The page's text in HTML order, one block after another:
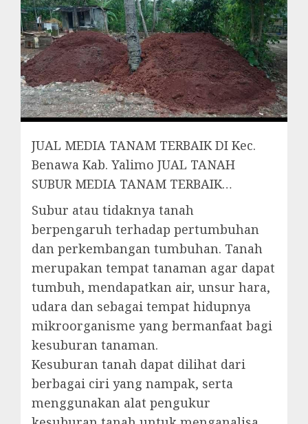
JUAL MEDIA TANAM TERBAIK DI Kec.
Benawa Kab. Yalimo JUAL TANAH
SUBUR MEDIA TANAM TERBAIK…
Subur atau tidaknya tanah
berpengaruh terhadap pertumbuhan
dan perkembangan tumbuhan. Tanah
merupakan tempat tanaman agar dapat
tumbuh, mendapatkan air, unsur hara,
udara dan sebagai tempat hidupnya
mikroorganisme yang bermanfaat bagi
kesuburan tanaman.
Kesuburan tanah dapat dilihat dari
berbagai ciri yang nampak, serta
menggunakan alat pengukur